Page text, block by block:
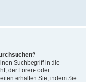
Suchbegriff in die
der Foren- oder
erhalten Sie, indem Sie